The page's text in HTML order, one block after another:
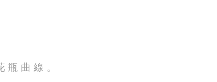
瓶 曲 線 。